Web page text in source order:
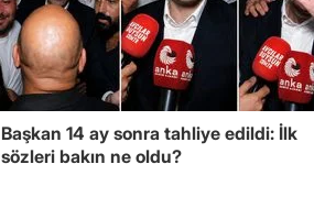
Başkan 14 ay sonra tahliye edildi: İlk
sözleri bakın ne oldu?